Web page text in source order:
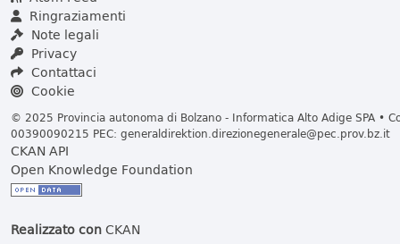
Ringraziamenti
Note legali
Privacy
Contattaci
Cookie
© 2025 Provincia autonoma di Bolzano - Informatica Alto Adige SPA •
00390090215 PEC: generaldirektion.direzionegenerale@pec.prov.bz.it
CKAN API
Open Knowledge Foundation
Realizzato conCKAN